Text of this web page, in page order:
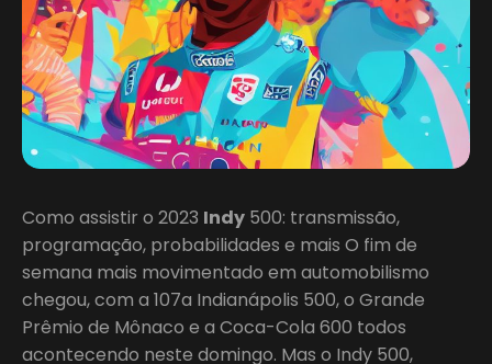
Como assistir o 2023 Indy 500: transmissão,
programação, probabilidades e mais O fim de
semana mais movimentado em automobilismo
chegou, com a 107a Indianápolis 500, o Grande
Prêmio de Mônaco e a Coca-Cola 600 todos
acontecendo neste domingo. Mas o Indy 500,